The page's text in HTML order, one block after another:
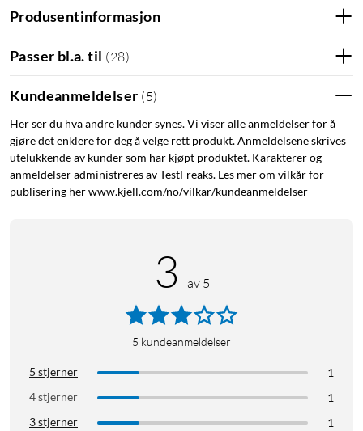
Porter
2x USB-C 3.0 (opptil 5 Gb/s)
1x USB-A 3.0 (opptil 5 Gb/s)
1x USB-A 2.0 (opptil 480 Mb/s)
1x RJ45-nettverksuttak ( Gb/s)
1x AUX 3.5 mm
1z DC (20 V)
Ved bruk av to eksterne skjermer (Mac)
MacBook Air M1/M2 Air/Pro 13" støtter bare én ekstern
skjerm. For bruk med MacBook som har støtte for to skjermer,
anbefales en adapter med to USB-C-kontakter for å kunne
skjermen bare duplisert ved tilkobling av to skjermer til
kompatibel Mac.
Produsentinformasjon
Passer bl.a. til (28)
Kundeanmeldelser (5)
Her ser du hva andre kunder synes. Vi viser alle anmeldelser for å
gjøre det enklere for deg å velge rett produkt. Anmeldelsene skrives
utelukkende av kunder som har kjøpt produktet. Karakterer og
anmeldelser administreres av TestFreaks. Les mer om vilkår for
publisering her www.kjell.com/no/vilkar/kundeanmeldelser
3 av 5
5 kundeanmeldelser
5 stjerner
1
4 stjerner
1
3 stjerner
1